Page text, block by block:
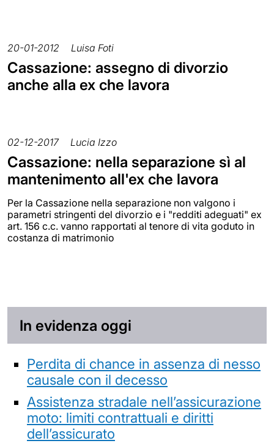
20-01-2012 Luisa Foti
Cassazione: assegno di divorzio
anche alla ex che lavora
02-12-2017 Lucia Izzo
Cassazione: nella separazione sì al
mantenimento all'ex che lavora
Per la Cassazione nella separazione non valgono i
parametri stringenti del divorzio e i "redditi adeguati" ex
art. 156 c.c. vanno rapportati al tenore di vita goduto in
costanza di matrimonio
In evidenza oggi
Perdita di chance in assenza di nesso
causale con il decesso
Assistenza stradale nell’assicurazione
moto: limiti contrattuali e diritti
dell’assicurato